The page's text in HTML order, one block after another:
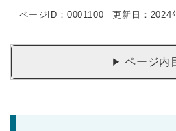
ページID：0001100 更新日：2024
ページ内